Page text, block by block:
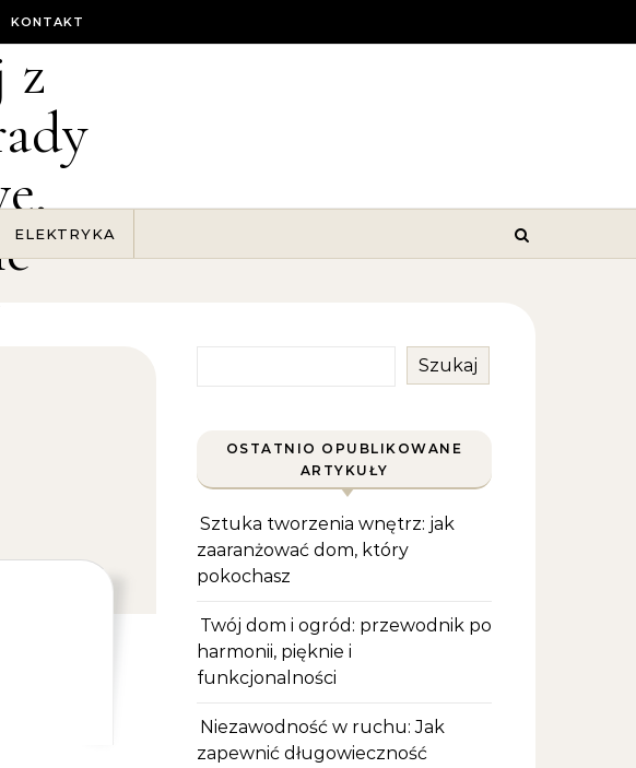
KONTAKT
ELEKTRYKA
Szukaj
OSTATNIO OPUBLIKOWANE
ARTYKUŁY
Sztuka tworzenia wnętrz: jak
zaaranżować dom, który
pokochasz
Twój dom i ogród: przewodnik po
harmonii, pięknie i
funkcjonalności
Niezawodność w ruchu: Jak
zapewnić długowieczność